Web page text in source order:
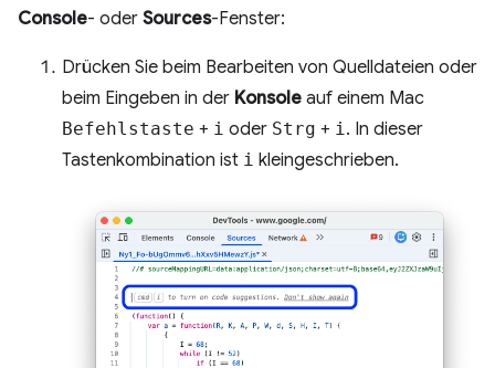
Console- oder Sources-Fenster:
Drücken Sie beim Bearbeiten von Quelldateien oder
beim Eingeben in der Konsole auf einem Mac
Befehlstaste + i oder Strg + i. In dieser
Tastenkombination ist i kleingeschrieben.